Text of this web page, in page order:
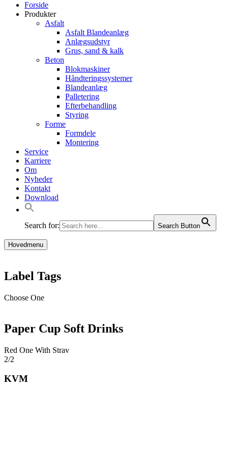
Forside
Produkter
Asfalt
Asfalt Blandeanlæg
Anlægsudstyr
Grus, sand & kalk
Beton
Blokmaskiner
Håndteringssystemer
Blandeanlæg
Palletering
Efterbehandling
Styring
Forme
Formdele
Montering
Service
Karriere
Om
Nyheder
Kontakt
Download
Search for: Search Button
Hovedmenu
Label Tags
Choose One
Paper Cup Soft Drinks
Red One With Strav
2/2
KVM